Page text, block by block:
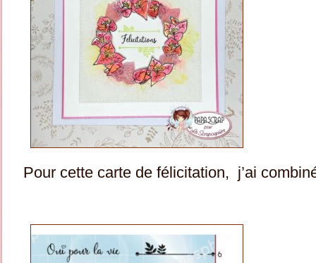
Pour cette carte de félicitation, j’ai